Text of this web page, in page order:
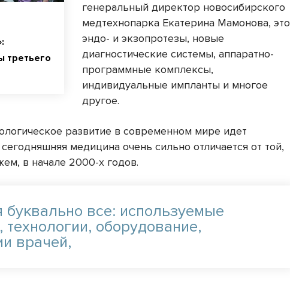
третьего
генеральный директор новосибирского
медтехнопарка Екатерина Мамонова, это
эндо- и экзопротезы, новые
диагностические системы, аппаратно-
программные комплексы,
индивидуальные импланты и многое
другое.
развитие в современном мире идет
медицина очень сильно отличается от той,
в начале 2000-х годов.
буквально все: используемые
оборудование,
врачей,